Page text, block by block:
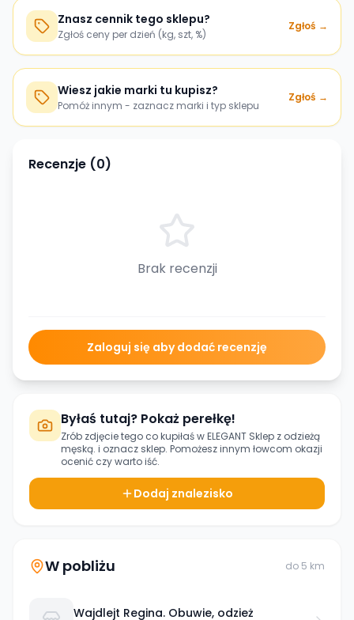
Znasz cennik tego sklepu?
Zgłoś ceny per dzień (kg, szt, %)
Zgłoś →
Wiesz jakie marki tu kupisz?
Pomóż innym - zaznacz marki i typ sklepu
Zgłoś →
Recenzje (0)
Brak recenzji
Zaloguj się aby dodać recenzję
Byłaś tutaj? Pokaż perełkę!
Zrób zdjęcie tego co kupiłaś wELEGANT Sklep z odzieżą
męską. i oznacz sklep. Pomożesz innym łowcom okazji
ocenić czy warto iść.
Dodaj znalezisko
W pobliżu do 5 km
Wajdlejt Regina. Obuwie, odzież